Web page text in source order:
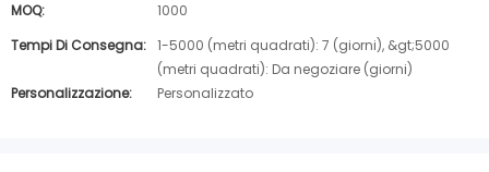
MOQ:
1000
Tempi Di Consegna: 1-5000 (metri quadrati): 7 (giorni), &gt;5000
(metri quadrati): Da negoziare (giorni)
Personalizzazione:
Personalizzato